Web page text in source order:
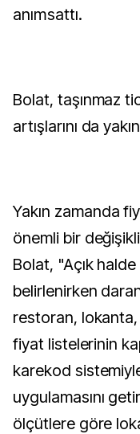
anımsattı.
Bolat, taşınmaz
artışlarını da
Yakın zamanda
önemli bir
Bolat, "Açık
belirlenirken
restoran,
fiyat listelerinin
karekod
uygulamasını
ölçütlere göre